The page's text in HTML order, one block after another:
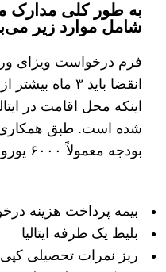
شامل موارد زیر
فرم درخواست ویزای
انقضا باید ۳
اینکه محل اقامت در
شده است. طبق همکاری
بودجه معمولاً ۶۰۰۰ یورو (یورو) در سال است.
بیمه پرداخت هزینه درخواست
بلیط یک طرفه ایتالیا
ریز نمرات تحصیلی کپی